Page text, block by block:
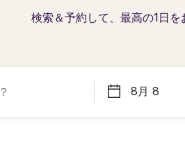
検索＆予約して、最高の1日を